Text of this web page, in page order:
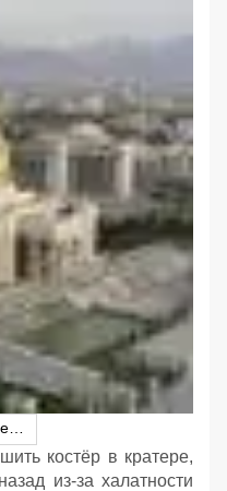
костёр в кратере,
из-за халатности